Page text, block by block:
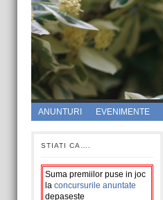
ANUNTURI EVENIMENTE
STIATI CA….
Suma premiilor puse in joc
la concursurile anuntate
depaseste